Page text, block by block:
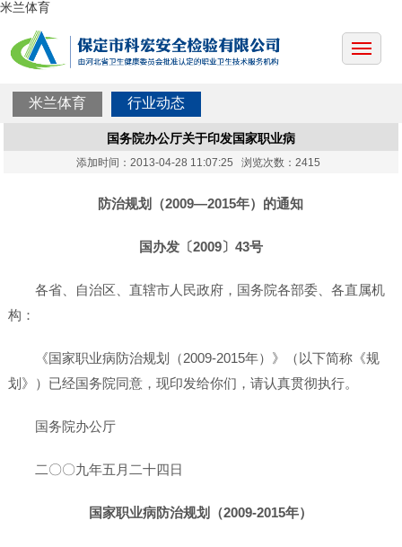
米兰体育
米兰体育 行业动态
国务院办公厅关于印发国家职业病
添加时间：2013-04-28 11:07:25 浏览次数：2415
防治规划（2009—2015年）的通知
国办发〔2009〕43号
各省、自治区、直辖市人民政府，国务院各部委、各直属机
构：
《国家职业病防治规划（2009-2015年）》（以下简称《规
划》）已经国务院同意，现印发给你们，请认真贯彻执行。
国务院办公厅
二〇〇九年五月二十四日
国家职业病防治规划（2009-2015年）